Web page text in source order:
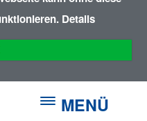
Details
MENÜ